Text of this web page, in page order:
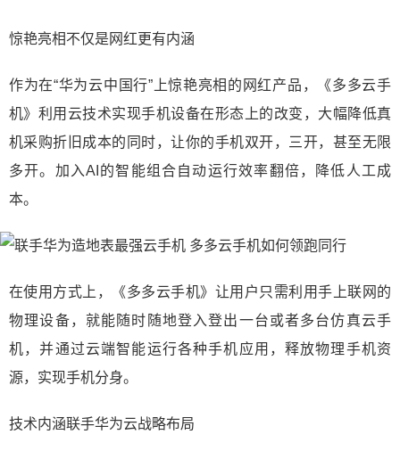
惊艳亮相不仅是网红更有内涵
作为在“华为云中国行”上惊艳亮相的网红产品，《多多云手
机》利用云技术实现手机设备在形态上的改变，大幅降低真
机采购折旧成本的同时，让你的手机双开，三开，甚至无限
多开。加入AI的智能组合自动运行效率翻倍，降低人工成
本。
在使用方式上，《多多云手机》让用户只需利用手上联网的
物理设备，就能随时随地登入登出一台或者多台仿真云手
机，并通过云端智能运行各种手机应用，释放物理手机资
源，实现手机分身。
技术内涵联手华为云战略布局